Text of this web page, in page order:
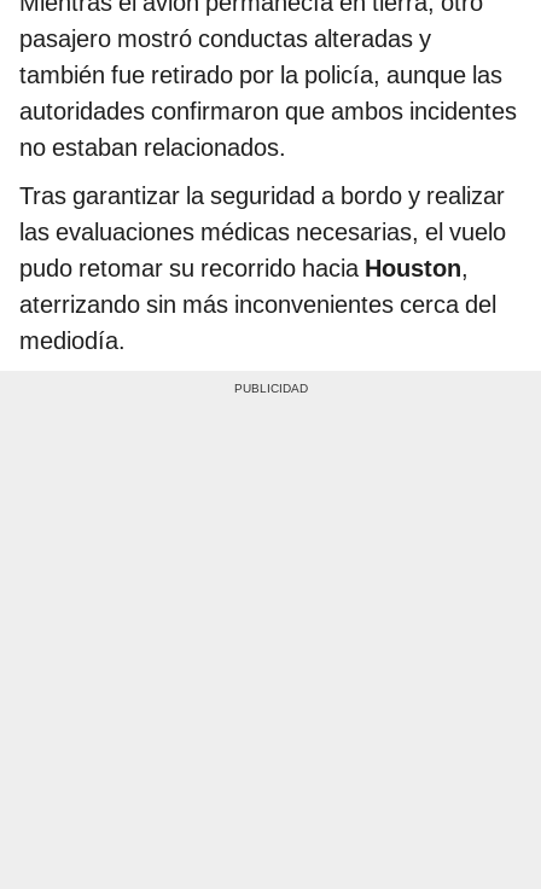
pasajero mostró conductas alteradas y
también fue retirado por la policía, aunque las
autoridades confirmaron que ambos incidentes
no estaban relacionados.
Tras garantizar la seguridad a bordo y realizar
las evaluaciones médicas necesarias, el vuelo
pudo retomar su recorrido hacia Houston,
aterrizando sin más inconvenientes cerca del
mediodía.